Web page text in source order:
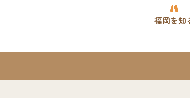
福岡を知